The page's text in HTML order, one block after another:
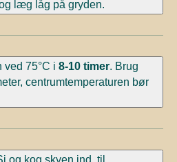
læg låg på gryden.
75°C i 8-10 timer. Brug
centrumtemperaturen bør
og kog skyen ind, til